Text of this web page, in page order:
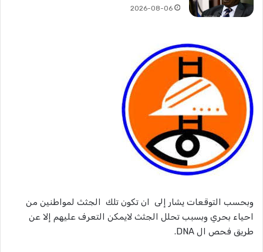
2026-08-06
وبحسب التوقعات يشار إلى ان تكون تلك الجثث لمواطنين من
احياء بحري وبسبب تحلل الجثث لايمكن التعرف عليهم إلا عن
طريق فحص ال DNA.